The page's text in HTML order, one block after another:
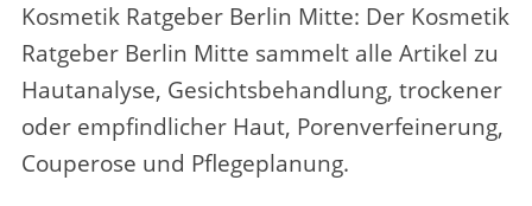
Kosmetik Ratgeber Berlin Mitte: Der Kosmetik
Ratgeber Berlin Mitte sammelt alle Artikel zu
Hautanalyse, Gesichtsbehandlung, trockener
oder empfindlicher Haut, Porenverfeinerung,
Couperose und Pflegeplanung.